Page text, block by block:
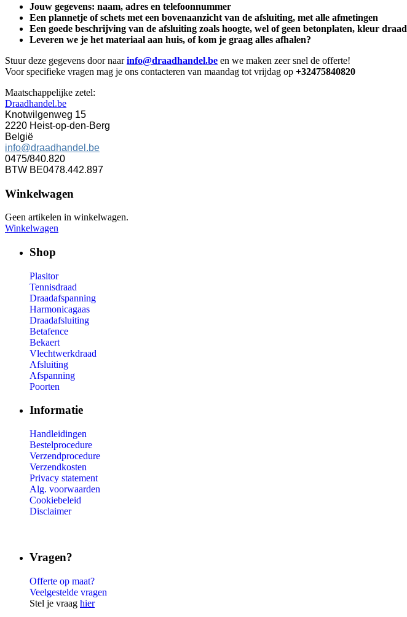
Jouw gegevens: naam, adres en telefoonnummer
Een plannetje of schets met een bovenaanzicht van de afsluiting, met alle afmetingen
Een goede beschrijving van de afsluiting zoals hoogte, wel of geen betonplaten, kleur draad
Leveren we je het materiaal aan huis, of kom je graag alles afhalen?
​Stuur deze gegevens door naarinfo@draadhandel.be en we maken zeer snel de offerte!
Voor specifieke vragen mag je ons contacteren van maandag tot vrijdag op +32475840820
Maatschappelijke zetel:
Draadhandel.be
Knotwilgenweg 15
2220 Heist-op-den-Berg
België
info@draadhandel.be
0475/840.820
BTW BE0478.442.897
Winkelwagen
Geen artikelen in winkelwagen.
Winkelwagen
Shop
Plasitor
Tennisdraad
Draadafspanning
Harmonicagaas
Draadafsluiting
Betafence
Bekaert
Vlechtwerkdraad
Afsluiting
Afspanning
Poorten
Informatie
Handleidingen
Bestelprocedure
Verzendprocedure
Verzendkosten
Privacy statement
Alg. voorwaarden
Cookiebeleid
Disclaimer
Vragen?
Offerte op maat?
Veelgestelde vragen
Stel je vraag hier